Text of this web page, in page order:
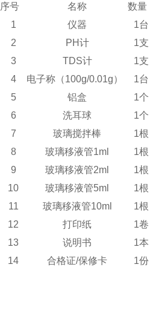
序号
名称 数量
1
仪器 1台
2
PH计 1支
3
TDS计 1支
4
电子称（100g/0.01g） 1台
5
铝盒 1个
6
洗耳球 1个
7
玻璃搅拌棒 1根
8
玻璃移液管1ml 1根
9
玻璃移液管2ml 1根
10
玻璃移液管5ml 1根
11
玻璃移液管10ml 1根
12
打印纸 1卷
13
说明书 1本
14
合格证/保修卡 1份